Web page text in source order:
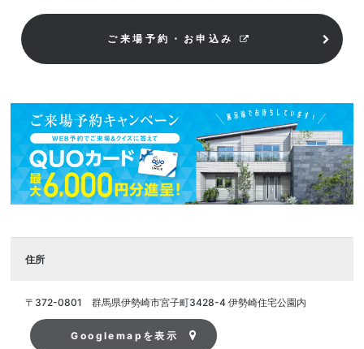
ご来場予約・お申込み
住所
〒372-0801 群馬県伊勢崎市宮子町3428-4 伊勢崎住宅公園内
Googlemapを表示